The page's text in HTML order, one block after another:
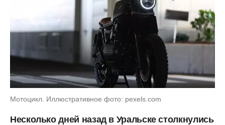
Мотоцикл. Иллюстративное фото: pexels.com
Несколько дней назад в Уральске столкнулись